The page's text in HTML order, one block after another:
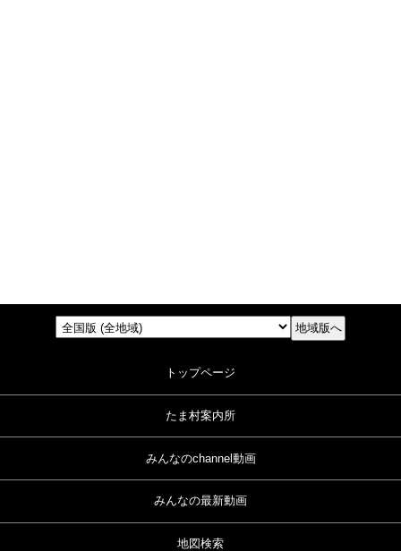
トップページ
たま村案内所
みんなのchannel動画
みんなの最新動画
地図検索